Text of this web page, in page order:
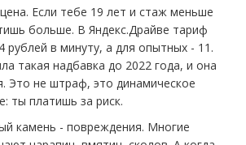
Если тебе 19 лет и стаж меньше
больше. В Яндекс.Драйве тариф
рублей в минуту, а для опытных - 11.
такая надбавка до 2022 года, и она
Это не штраф, это динамическое
ты платишь за риск.
камень - повреждения. Многие